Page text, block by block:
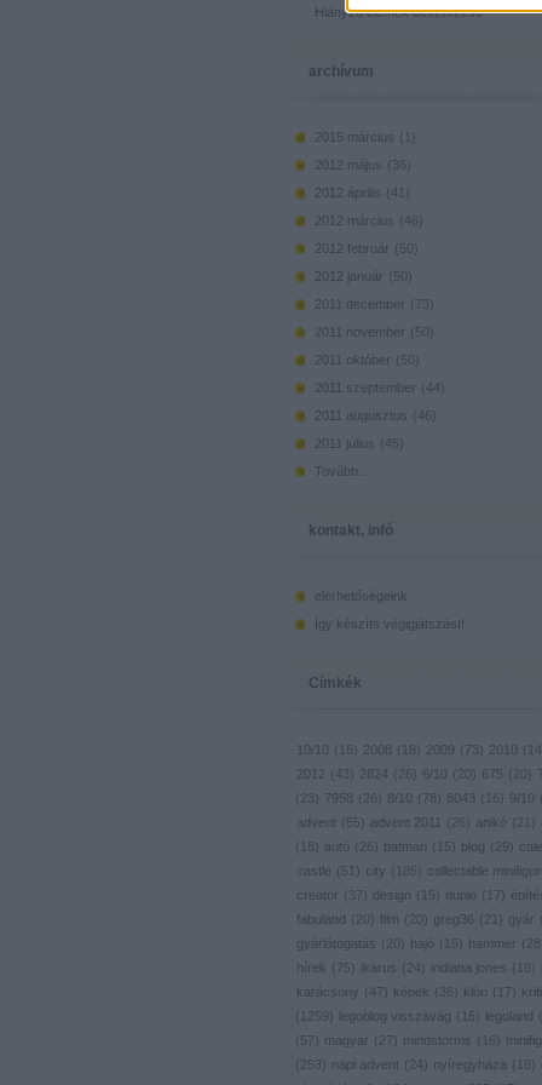
Hiányzó elemek beszerzése
archívum
2015 március (
)
2012 május ( 36 )
2012 április ( 41
)
2012 március ( 46 )
2012 február ( 50)
2012 január ( 50)
2011 december ( 73)
2011 november ( 50)
2011 október ( 50)
2011 szeptember ( 44)
2011 augusztus ( 46 )
2011 július ( 45)
Tovább
kontakt, infó
elérhetőségeink
Így készíts végigjátszást!
Címkék
10/10 ( 16 ) 2008 ( 18 ) 2009 ( 73) 2010 (
2012 ( 43) 2824 ( 26 ) 6/10 ( 20) 675 ( 20)
( 23) 7958 ( 26 ) 8/10 ( 78 ) 8043 ( 16 ) 9/10 (
advent ( 55) advent 2011 ( 26 ) anikó ( 21 )
(
18 ) autó ( 26 ) batman ( 15) blog ( 29)
castle ( 51 ) city ( 185) collectable
creator ( 37) design ( 15) duplo ( 17)
fabuland ( 20) film ( 20) greg36 ( 21 ) gyár (
gyárlátogatás ( 20) hajó ( 15) hammer ( 28
hírek ( 75) ikarus ( 24) indiana jones ( 18 )
karácsony ( 47) képek ( 36 ) klón ( 17)
(
1259) legoblog visszavág ( 15) legoland (
( 57) magyar ( 27) mindstorms ( 16 ) minifig
( 253) napi advent ( 24) nyíregyháza ( 16 )